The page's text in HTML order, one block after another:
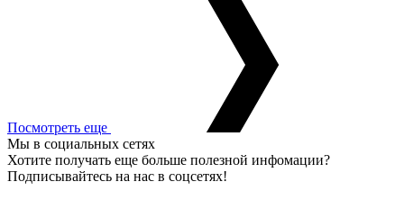
Посмотреть еще
Мы в социальных сетях
Хотите получать еще больше полезной инфомации?
Подписывайтесь на нас в соцсетях!